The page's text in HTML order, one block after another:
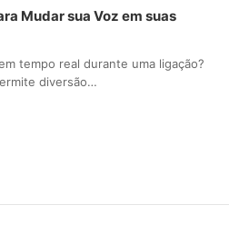
Mudar sua Voz em suas
tempo real durante uma ligação?
diversão…